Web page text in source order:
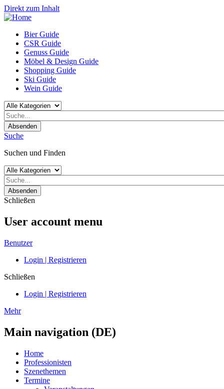
Direkt zum Inhalt
Bier Guide
CSR Guide
Genuss Guide
Möbel & Design Guide
Shopping Guide
Ski Guide
Wein Guide
Absenden
Suche
Suchen und Finden
Absenden
Schließen
User account menu
Benutzer
Login | Registrieren
Schließen
Login | Registrieren
Mehr
Main navigation (DE)
Home
Professionisten
Szenethemen
Termine